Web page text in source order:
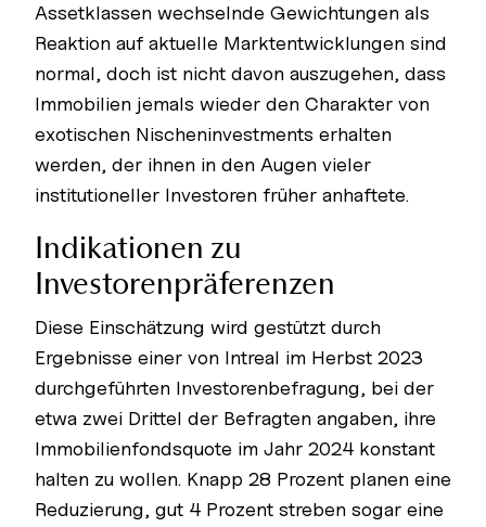
Assetklassen wechselnde Gewichtungen als
Reaktion auf aktuelle Marktentwicklungen sind
normal, doch ist nicht davon auszugehen, dass
Immobilien jemals wieder den Charakter von
exotischen Nischeninvestments erhalten
werden, der ihnen in den Augen vieler
institutioneller Investoren früher anhaftete.
Indikationen zu
Investorenpräferenzen
Diese Einschätzung wird gestützt durch
Ergebnisse einer von Intreal im Herbst 2023
durchgeführten Investorenbefragung, bei der
etwa zwei Drittel der Befragten angaben, ihre
Immobilienfondsquote im Jahr 2024 konstant
halten zu wollen. Knapp 28 Prozent planen eine
Reduzierung, gut 4 Prozent streben sogar eine